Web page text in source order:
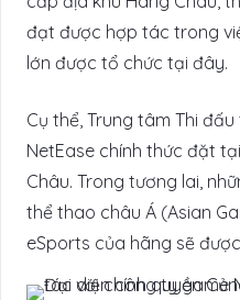
đạt được hợp tác trong
lớn được tổ chức tại đây.
Cụ thể, Trung tâm Thi
NetEase chính thức đặt
Châu. Trong tương lai,
thể thao châu Á (Asian
eSports của hãng sẽ